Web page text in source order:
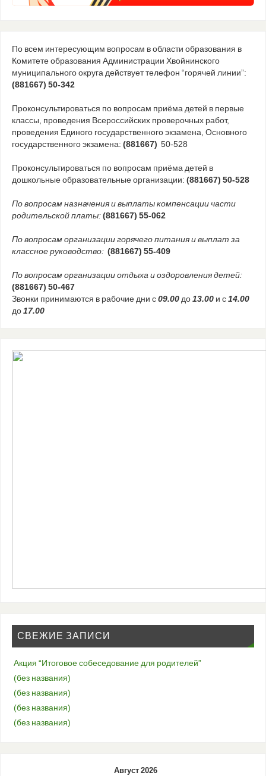
По всем интересующим вопросам в области образования в
Комитете образования Администрации Хвойнинского
муниципального округа действует телефон “горячей линии”:
(881667) 50-342
Проконсультироваться по вопросам приёма детей в первые
классы, проведения Всероссийских проверочных работ,
проведения Единого государственного экзамена, Основного
государственного экзамена: (881667) 50-528
Проконсультироваться по вопросам приёма детей в
дошкольные образовательные организации: (881667) 50-528
По вопросам назначения и выплаты компенсации части
родительской платы:(881667) 55-062
По вопросам организации горячего питания и выплат за
классное руководство:(881667) 55-409
По вопросам организации отдыха и оздоровления детей:
(881667) 50-467
Звонки принимаются в рабочие дни с09.00до13.00и с14.00
до17.00
СВЕЖИЕ ЗАПИСИ
Акция “Итоговое собеседование для родителей”
(без названия)
(без названия)
(без названия)
(без названия)
Август 2026